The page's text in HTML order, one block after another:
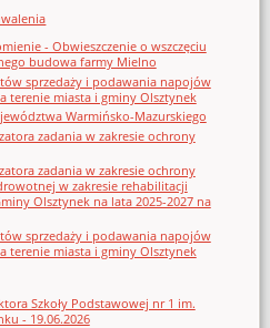
- Obwieszczenie o wszczęciu
budowa farmy Mielno
sprzedaży i podawania napojów
terenie miasta i gminy Olsztynek
Warmińsko-Mazurskiego
zadania w zakresie ochrony
zadania w zakresie ochrony
w zakresie rehabilitacji
Olsztynek na lata 2025-2027 na
sprzedaży i podawania napojów
terenie miasta i gminy Olsztynek
Szkoły Podstawowej nr 1 im.
- 19.06.2026